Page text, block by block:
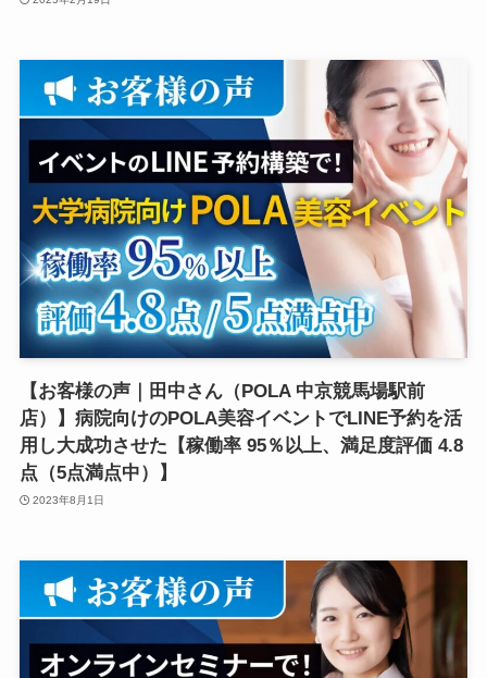
【お客様の声｜田中さん（POLA 中京競馬場駅前
店）】病院向けのPOLA美容イベントでLINE予約を活
用し大成功させた【稼働率 95％以上、満足度評価 4.8
点（5点満点中）】
2023年8月1日